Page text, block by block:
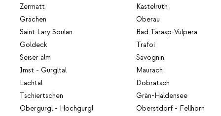
Zermatt
Grächen
Saint Lary Soulan
Goldeck
Seiser alm
Imst - Gurgltal
Lachtal
Tschiertschen
Obergurgl - Hochgurgl
Kastelruth
Oberau
Bad Tarasp-Vulpera
Trafoi
Savognin
Maurach
Dobratsch
Grän-Haldensee
Oberstdorf - Fellhorn